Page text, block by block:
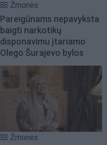
Žmonės
Pareigūnams nepavyksta
baigti narkotikų
disponavimu įtariamo
Olego Šurajevo bylos
Žmonės